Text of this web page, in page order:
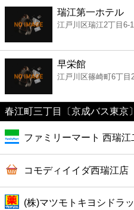
薬局
スーパー
エンタメ
レジャー
書店
ファミレス
ファーストフード
瑞江第一ホテル
江戸川区瑞江2丁目6-
早栄館
江戸川区篠崎町6丁目
春江町三丁目〔京成バス東京
ファミリーマート 西瑞江
コモディイイダ西瑞江店
(株)マツモトキヨシドラ